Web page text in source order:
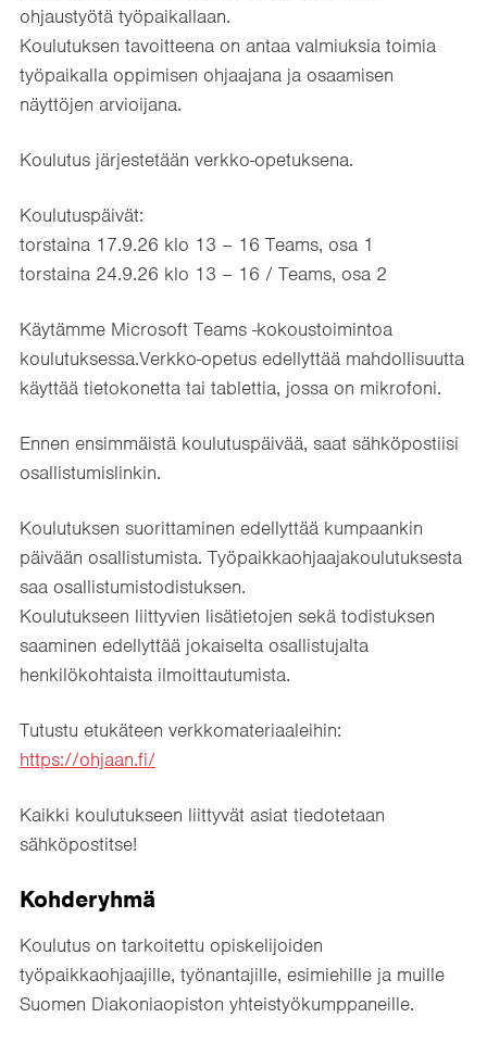
ohjaustyötä työpaikallaan.
Koulutuksen tavoitteena on antaa valmiuksia toimia
työpaikalla oppimisen ohjaajana ja osaamisen
näyttöjen arvioijana.
Koulutus järjestetään verkko-opetuksena.
Koulutuspäivät:
torstaina 17.9.26 klo 13 – 16 Teams, osa 1
torstaina 24.9.26 klo 13 – 16 / Teams, osa 2
Käytämme Microsoft Teams -kokoustoimintoa
koulutuksessa.Verkko-opetus edellyttää mahdollisuutta
käyttää tietokonetta tai tablettia, jossa on mikrofoni.
Ennen ensimmäistä koulutuspäivää, saat sähköpostiisi
osallistumislinkin.
Koulutuksen suorittaminen edellyttää kumpaankin
päivään osallistumista. Työpaikkaohjaajakoulutuksesta
saa osallistumistodistuksen.
Koulutukseen liittyvien lisätietojen sekä todistuksen
saaminen edellyttää jokaiselta osallistujalta
henkilökohtaista ilmoittautumista.
Tutustu etukäteen verkkomateriaaleihin:
https://ohjaan.fi/
Kaikki koulutukseen liittyvät asiat tiedotetaan
sähköpostitse!
Kohderyhmä
Koulutus on tarkoitettu opiskelijoiden
työpaikkaohjaajille, työnantajille, esimiehille ja muille
Suomen Diakoniaopiston yhteistyökumppaneille.